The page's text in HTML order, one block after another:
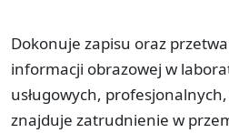
Dokonuje zapisu oraz
informacji obrazowej w
usługowych,
znajduje zatrudnienie w